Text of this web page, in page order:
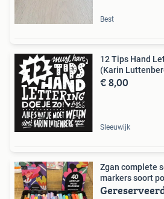
Best
12 Tips Hand
(Karin
€ 8,00
Sleeuwijk
Zgan complete
markers soort